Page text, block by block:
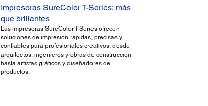
Impresoras SureColor T-Series: más
que brillantes
Las impresoras SureColor T-Series ofrecen
soluciones de impresión rápidas, precisas y
confiables para profesionales creativos, desde
arquitectos, ingenieros y obras de construcción
hasta artistas gráficos y diseñadores de
productos.